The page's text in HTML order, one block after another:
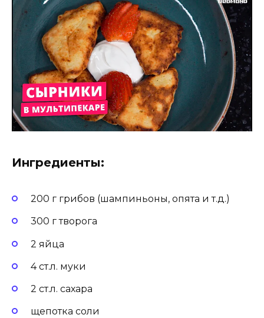
Ингредиенты:
200 г грибов (шампиньоны, опята и т.д.)
300 г творога
2 яйца
4 ст.л. муки
2 ст.л. сахара
щепотка соли